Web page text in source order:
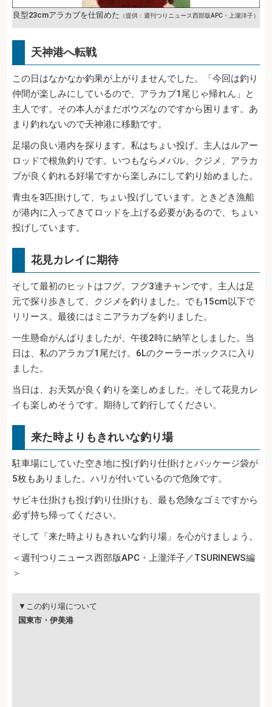
良型23cmアラカブを仕留めた （提供：週刊つりニュース西部版APC・上瀧洋子）
天神港へ転戦
この日はなかなか釣果が上がりませんでした。「今回は釣り
仲間が楽しみにしているので、アラカブ1尾じゃ帰れん」と
主人です。その本人がまだボウズなのですから困ります。あ
まり釣れないので天神港に移動です。
足場の良い港内を探ります。私はちょい投げ。主人はルアー
ロッドで根魚釣りです。いつもならメバル、クジメ、アラカ
ブが良く釣れる好場ですから楽しみにして釣り始めました。
青虫を3匹掛けして、ちょい投げしています。ときどき漁船
が港内に入ってきてロッドを上げる必要があるので、ちょい
投げしています。
花見カレイに期待
そして最初のヒットはフグ。フグ3連チャンです。主人は足
元で探り歩きして、クジメを釣りました。でも15cm以下で
リリース。最後にはミニアラカブを釣りました。
一生懸命がんばりましたが、午後2時に納竿としました。当
日は、私のアラカブ1尾だけ。6Lのクーラーボックスに入り
ました。
当日は、お天気が良く釣りを楽しめました。そして花見カレ
イも楽しめそうです。期待して釣行してください。
来た時よりもきれいな釣り場
駐車場にしていた空き地に投げ釣り仕掛けとパッケージ袋が
5枚もありました。ハリが付いているので危険です。
サビキ仕掛けも投げ釣り仕掛けも、最も危険なゴミですから
必ず持ち帰ってください。
そして「来た時よりもきれいな釣り場」を心がけましょう。
＜週刊つりニュース西部版APC・上瀧洋子／TSURINEWS編
＞
▼この釣り場について
国東市・伊美港